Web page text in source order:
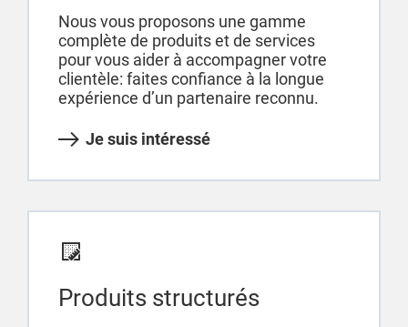
Nous vous proposons une gamme
complète de produits et de services
pour vous aider à accompagner votre
clientèle: faites confiance à la longue
expérience d’un partenaire reconnu.
Je suis intéressé
Produits structurés